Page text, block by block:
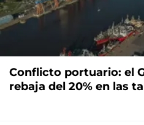
Conflicto portuario: el
rebaja del 20% en las